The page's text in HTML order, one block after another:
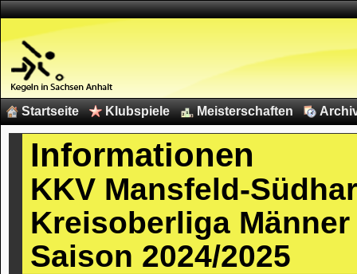
Startseite Klubspiele Meisterschaften
Informationen
KKV Mansfeld-
Kreisoberliga Männer
Saison 2024/2025